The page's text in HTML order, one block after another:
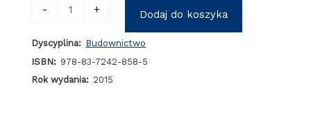
-
Sprężone
zbiorniki
na
ciecze
o
+ Dodaj do koszyka
Dyscyplina: Budownictwo
ISBN: 978-83-7242-858-5
Rok wydania: 2015